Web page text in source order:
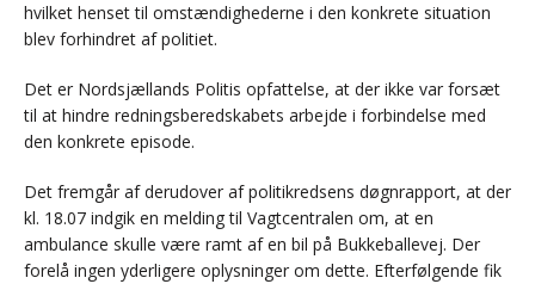
hvilket henset til omstændighederne i den konkrete situation
blev forhindret af politiet.
Det er Nordsjællands Politis opfattelse, at der ikke var forsæt
til at hindre redningsberedskabets arbejde i forbindelse med
den konkrete episode.
Det fremgår af derudover af politikredsens døgnrapport, at der
kl. 18.07 indgik en melding til Vagtcentralen om, at en
ambulance skulle være ramt af en bil på Bukkeballevej. Der
forelå ingen yderligere oplysninger om dette. Efterfølgende fik